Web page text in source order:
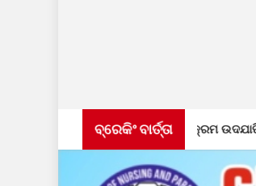
ବ୍ରେକିଂ ବାର୍ତ୍ତା
ଅଭିଯାନ କାର୍ଯ୍ୟକ୍ରମ ଉଦଯାପିତ